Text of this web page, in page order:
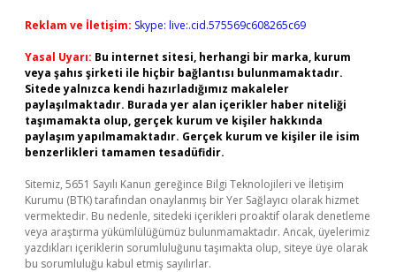
Reklam ve İletişim: Skype: live:.cid.575569c608265c69
Yasal Uyarı: Bu internet sitesi, herhangi bir marka, kurum
veya şahıs şirketi ile hiçbir bağlantısı bulunmamaktadır.
Sitede yalnızca kendi hazırladığımız makaleler
paylaşılmaktadır. Burada yer alan içerikler haber niteliği
taşımamakta olup, gerçek kurum ve kişiler hakkında
paylaşım yapılmamaktadır. Gerçek kurum ve kişiler ile isim
benzerlikleri tamamen tesadüfidir.
Sitemiz, 5651 Sayılı Kanun gereğince Bilgi Teknolojileri ve İletişim
Kurumu (BTK) tarafından onaylanmış bir Yer Sağlayıcı olarak hizmet
vermektedir. Bu nedenle, sitedeki içerikleri proaktif olarak denetleme
veya araştırma yükümlülüğümüz bulunmamaktadır. Ancak, üyelerimiz
yazdıkları içeriklerin sorumluluğunu taşımakta olup, siteye üye olarak
bu sorumluluğu kabul etmiş sayılırlar.